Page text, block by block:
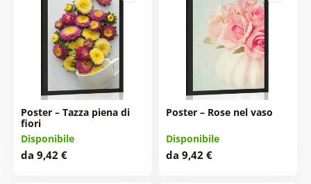
Poster – Tazza piena di
fiori
Disponibile
da 9,42 €
Poster – Rose nel vaso
Disponibile
da 9,42 €